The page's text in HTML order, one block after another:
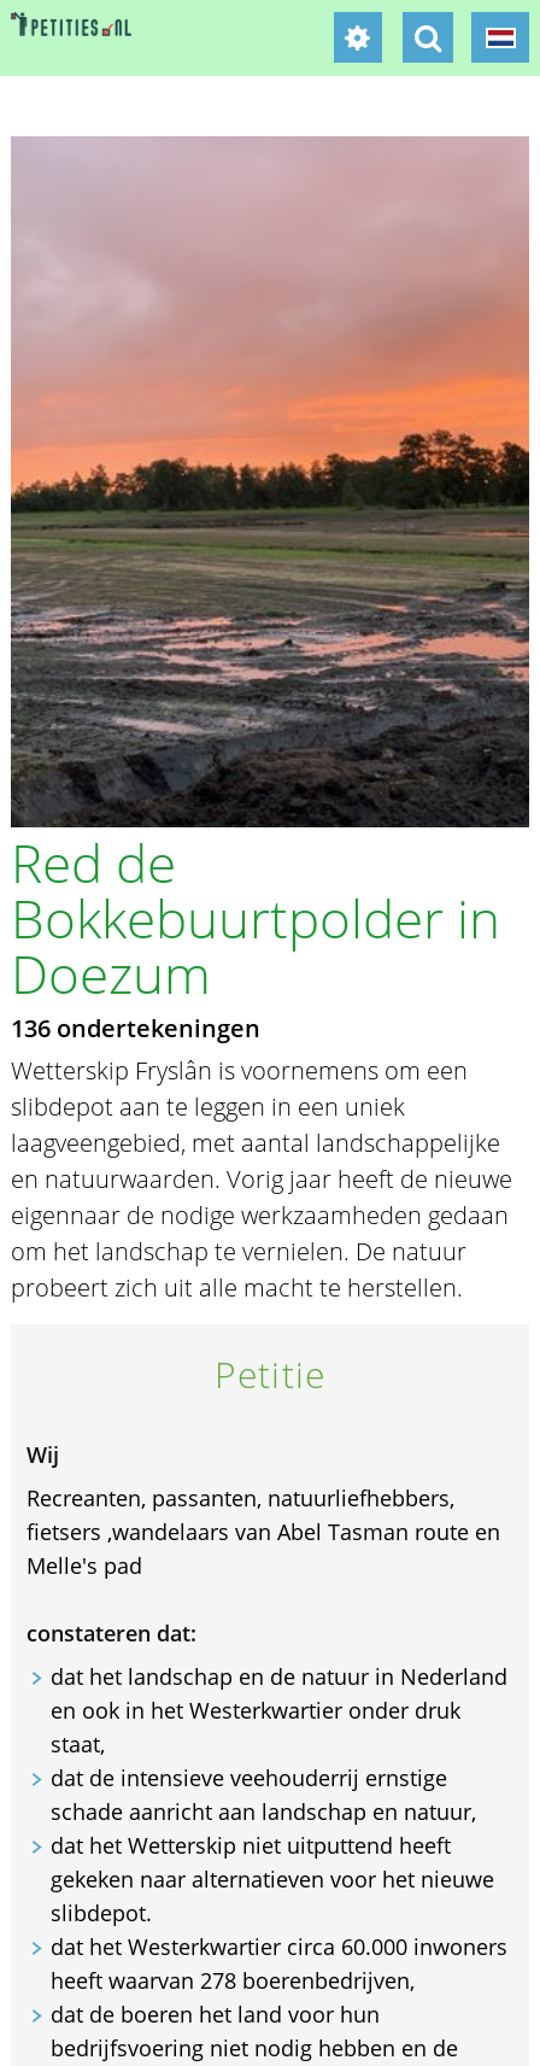
Red de
Bokkebuurtpolder in
Doezum
136 ondertekeningen
Wetterskip Fryslân is voornemens om een
slibdepot aan te leggen in een uniek
laagveengebied, met aantal landschappelijke
en natuurwaarden. Vorig jaar heeft de nieuwe
eigennaar de nodige werkzaamheden gedaan
om het landschap te vernielen. De natuur
probeert zich uit alle macht te herstellen.
Petitie
Wij
Recreanten, passanten, natuurliefhebbers,
fietsers ,wandelaars van Abel Tasman route en
Melle's pad
constateren dat:
dat het landschap en de natuur in Nederland
en ook in het Westerkwartier onder druk
staat,
dat de intensieve veehouderrij ernstige
schade aanricht aan landschap en natuur,
dat het Wetterskip niet uitputtend heeft
gekeken naar alternatieven voor het nieuwe
slibdepot.
dat het Westerkwartier circa 60.000 inwoners
heeft waarvan 278 boerenbedrijven,
dat de boeren het land voor hun
bedrijfsvoering niet nodig hebben en de